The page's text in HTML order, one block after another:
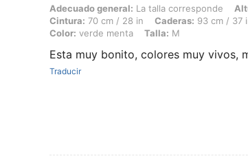
Adecuado general: La talla corresponde, Altura:
Adecuado general: La talla corresponde
Cintura: 70 cm / 28 in Caderas: 93 cm / 37
Color: verde menta Talla: M
Esta muy bonito, colores muy vivos,
Traducir